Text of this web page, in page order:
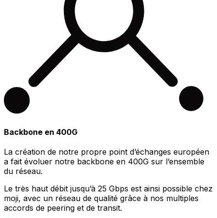
Backbone en 400G
La création de notre propre point d’échanges européen
a fait évoluer notre backbone en 400G sur l’ensemble
du réseau.
Le très haut débit jusqu’à 25 Gbps est ainsi possible chez
moji, avec un réseau de qualité grâce à nos multiples
accords de peering et de transit.